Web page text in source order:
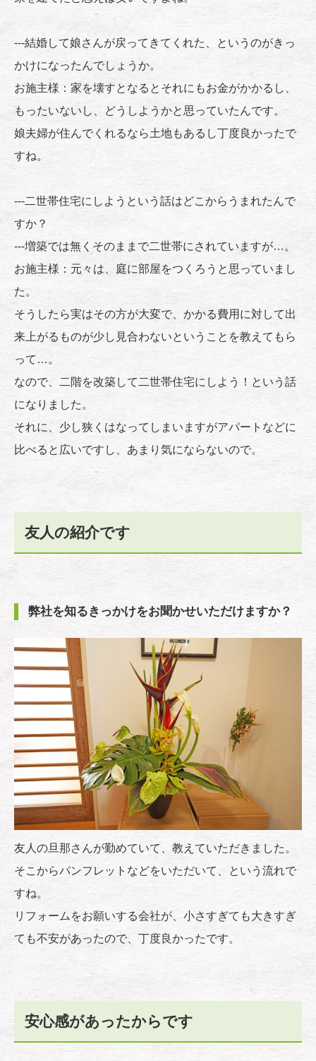
---結婚して娘さんが戻ってきてくれた、というのがきっ
かけになったんでしょうか。
お施主様：家を壊すとなるとそれにもお金がかかるし、
もったいないし、どうしようかと思っていたんです。
娘夫婦が住んでくれるなら土地もあるし丁度良かったで
すね。
---二世帯住宅にしようという話はどこからうまれたんで
すか？
---増築では無くそのままで二世帯にされていますが…。
お施主様：元々は、庭に部屋をつくろうと思っていまし
た。
そうしたら実はその方が大変で、かかる費用に対して出
来上がるものが少し見合わないということを教えてもら
って…。
なので、二階を改築して二世帯住宅にしよう！という話
になりました。
それに、少し狭くはなってしまいますがアパートなどに
比べると広いですし、あまり気にならないので。
友人の紹介です
弊社を知るきっかけをお聞かせいただけますか？
友人の旦那さんが勤めていて、教えていただきました。
そこからパンフレットなどをいただいて、という流れで
すね。
リフォームをお願いする会社が、小さすぎても大きすぎ
ても不安があったので、丁度良かったです。
安心感があったからです